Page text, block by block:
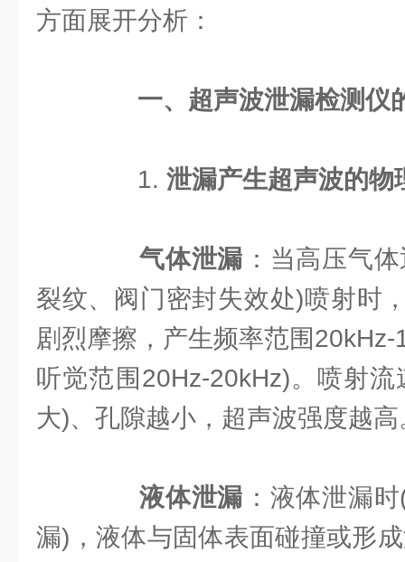
方面展开分析：
一、超声波泄漏检测仪
1. ​ 泄漏产生超声波的物
​气体泄漏​ ：当高压气
裂纹、阀门密封失效处)喷射时
剧烈摩擦，产生频率范围
听觉范围20Hz-20kHz)。喷射
大)、孔隙越小，超声波强度越高
​液体泄漏​ ：液体泄漏
漏)，液体与固体表面碰撞或形